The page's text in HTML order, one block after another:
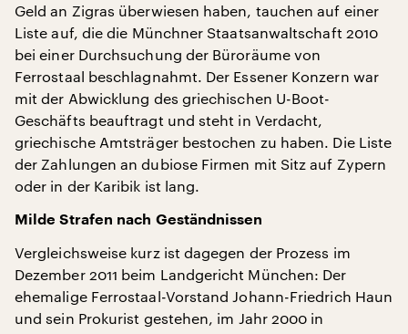
Geld an Zigras überwiesen haben, tauchen auf einer
Liste auf, die die Münchner Staatsanwaltschaft 2010
bei einer Durchsuchung der Büroräume von
Ferrostaal beschlagnahmt. Der Essener Konzern war
mit der Abwicklung des griechischen U-Boot-
Geschäfts beauftragt und steht in Verdacht,
griechische Amtsträger bestochen zu haben. Die Liste
der Zahlungen an dubiose Firmen mit Sitz auf Zypern
oder in der Karibik ist lang.
Milde Strafen nach Geständnissen
Vergleichsweise kurz ist dagegen der Prozess im
Dezember 2011 beim Landgericht München: Der
ehemalige Ferrostaal-Vorstand Johann-Friedrich Haun
und sein Prokurist gestehen, im Jahr 2000 in